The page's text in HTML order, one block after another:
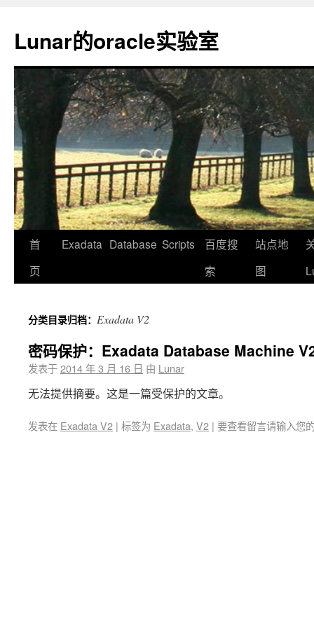
Lunar的oracle实验室
首
页
Exadata Database Scripts
百度搜
索
站点地
图
分类目录归档： Exadata V2
密码保护：Exadata Database Machine
发表于2014 年 3 月 16 日 由 Lunar
无法提供摘要。这是一篇受保护的文章。
发表在 Exadata V2 | 标签为 Exadata, V2 | 要查看留言请输入您